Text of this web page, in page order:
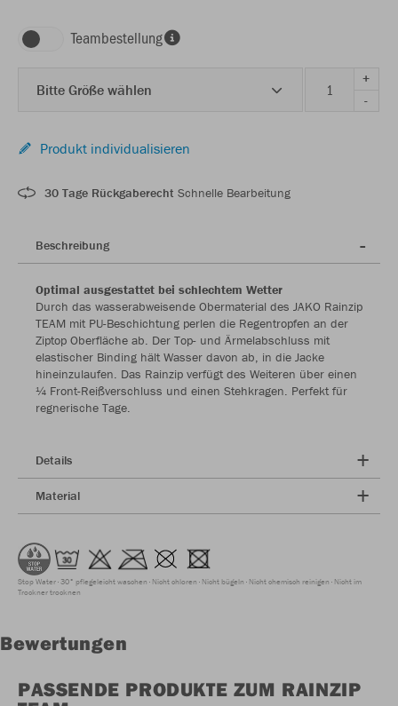
Teambestellung
Bitte Größe wählen
+
-
Produkt individualisieren
30 Tage Rückgaberecht Schnelle Bearbeitung
Beschreibung
Optimal ausgestattet bei schlechtem Wetter
Durch das wasserabweisende Obermaterial des JAKO Rainzip
TEAM mit PU-Beschichtung perlen die Regentropfen an der
Ziptop Oberfläche ab. Der Top- und Ärmelabschluss mit
elastischer Binding hält Wasser davon ab, in die Jacke
hineinzulaufen. Das Rainzip verfügt des Weiteren über einen
¼ Front-Reißverschluss und einen Stehkragen. Perfekt für
regnerische Tage.
Details
Material
Stop Water 30° pflegeleicht waschen Nicht chloren Nicht bügeln Nicht chemisch reinigen Nicht im
Trockner trocknen
Bewertungen
PASSENDE PRODUKTE ZUM RAINZIP